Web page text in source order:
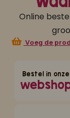
Online
Voeg de
Bestel in onze